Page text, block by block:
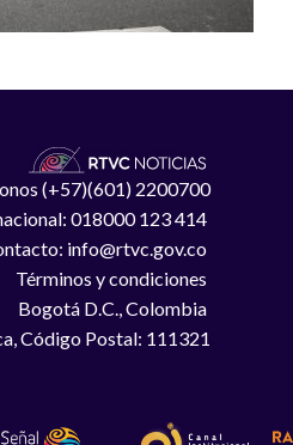
(+57)(601) 2200700
018000 123 414
info@rtvc.gov.co
Términos y condiciones
Bogotá D.C., Colombia
Código Postal: 111321